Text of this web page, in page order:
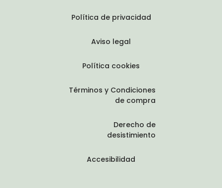
Política de privacidad
Aviso legal
Política cookies
Términos y Condiciones
de compra
Derecho de
desistimiento
Accesibilidad